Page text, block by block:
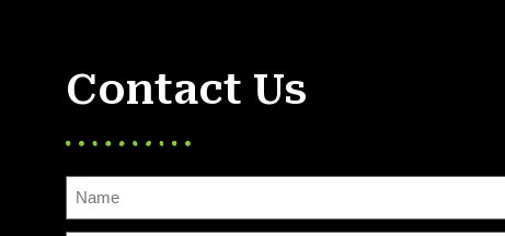
Contact Us